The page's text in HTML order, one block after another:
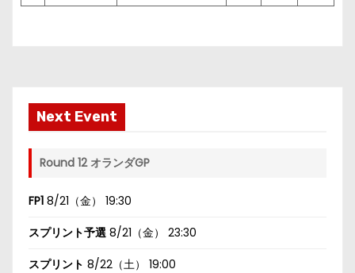
Next Event
Round 12 オランダGP
FP1 8/21（金） 19:30
スプリント予選 8/21（金） 23:30
スプリント 8/22（土） 19:00